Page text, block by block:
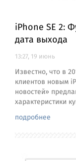
iPhone SE 2:
дата выхода
13:27, 19 июнь
Известно, что в
клиентов новым
новостей»
характеристики
подробнее